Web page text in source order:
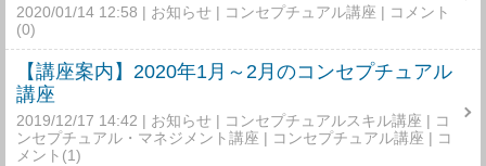
2020/01/14 12:58 お知らせ コンセプチュアル講座
コメント
(0)
【講座案内】2020年1月～2月のコンセプチュアル
講座
2019/12/17 14:42 お知らせ コンセプチュアルスキル講座
コ
ンセプチュアル・マネジメント講座
コンセプチュアル講座
コ
メント(1)